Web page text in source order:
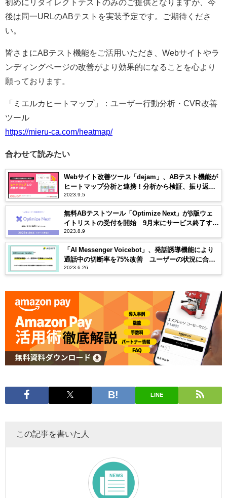
初めにリダイレクトテストのみのご提供となりますが、今
後は同一URLのABテストを実装予定です。ご期待くださ
い。
皆さまにABテスト機能をご活用いただき、Webサイトやラ
ンディングページの改善がより効果的になることを心より
願っております。
「ミエルカヒートマップ」：ユーザー行動分析・CVR改善
ツール
https://mieru-ca.com/heatmap/
合わせて読みたい
Webサイト改善ツール「dejam」、ABテスト機能が
ヒートマップ分析と連携！分析から検証、振り返り
までのシームレスな操作性を実現
2023.9.5
無料ABテストツール「Optimize Next」がβ版ウェ
イトリストの受付を開始 9月末にサービス終了する
「Google Optimize」の後継ツールを無償提供
2023.8.9
「AI Messenger Voicebot」、発話誘導機能により
通話中の切断率を75%改善 ユーザーの状況に合わ
せて発話を誘導する機能を用いたABテストを実施
2023.6.26
LINE
この記事を書いた人